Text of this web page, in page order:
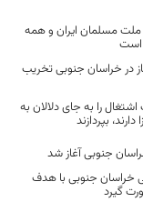
مسلمان ایران و همه
است
در خراسان جنوبی تخریب
را به جای دلالان به
بپردازند
جنوبی آغاز شد
خراسان جنوبی با هدف
گیرد